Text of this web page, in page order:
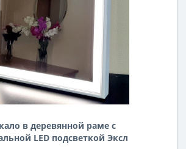
в деревянной раме с
LED подсветкой Эксл